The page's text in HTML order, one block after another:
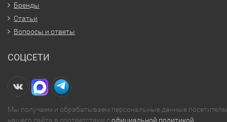
Бренды
Статьи
Вопросы и ответы
СОЦСЕТИ
Мы получаем и обрабатываем персональные данные
нашего сайта в соответствии софициальной политикой